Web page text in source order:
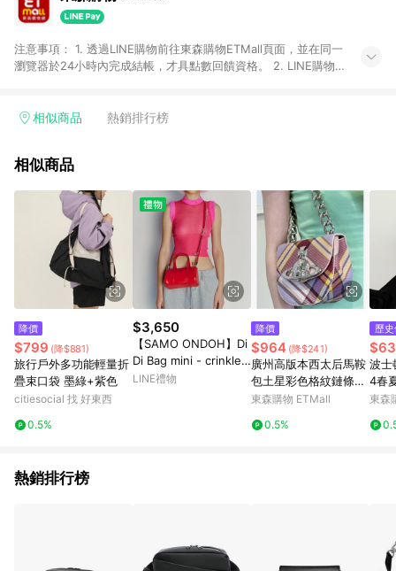
注意事項： 1. 透過LINE購物前往東森購物ETMall頁面，並在同一
瀏覽器於24小時內完成結帳，才具點數回饋資格。 2. LINE購物
單，皆不在點數回饋範圍內。 3. 如購買以下類別商品，將無法獲
球嚴選、商城、專案商品、「草莓網」全館商品。 4. 如取消訂
回饋。 5. 點數回饋會扣除所有折扣優惠後之最終發票金額計算，
實際回饋請依LINE購物通知為主。 6. 訂單如有使用東森購物
ETMall站內之折扣優惠(包含但不限於東森幣、樂透金、東森現金
券等)，不具點數回饋資格。詳細請依東森購物ETMall之結帳頁面
顯示為準。 7. LINE購物設有「單一商品最高回饋點數」機制(特
殊活動時開放「回饋無上限」)，以同一訂單中同一商品不論件數
計算，並依訂單成立時間當下LINE購物所設定的回饋機制為準。
8. LINE購物為購物資訊整合性平台，商品資料更新會有時間差，
如顯示之商品規格、顏色、價位、贈品與東森購物ETMall銷售網
頁不符，以銷售網頁標示為準。 9. 若有贈點爭議，請務必於訂單
日期+180天以內至LINE購物客服洽詢；若超過180天(含)以上進
行申訴，恕無法贈點回饋。 10. 部分點數紅包僅限指定商品使
用，或不適用於無回饋商品。各點數紅包之適用商品與使用條件
請依點數紅包頁面規則為準。
相似商品 熱銷排行榜
相似商品
降價
$799 (降$881)
旅行戶外多功能輕量折
疊束口袋 墨綠+紫色
citiesocial 找 好東西
0.5%
$3,650
【SAMO ONDOH】Di
Di Bag mini - crinkle r
ed 台灣唯一正版代理
LINE禮物
降價
$964 (降$241)
廣州高版本西­太­后馬鞍
包土星彩色格紋鏈條手
提包腋下包單肩包
東森購物 ETMall
0.5%
歷
波士
4春
包爆
東森
熱銷排行榜